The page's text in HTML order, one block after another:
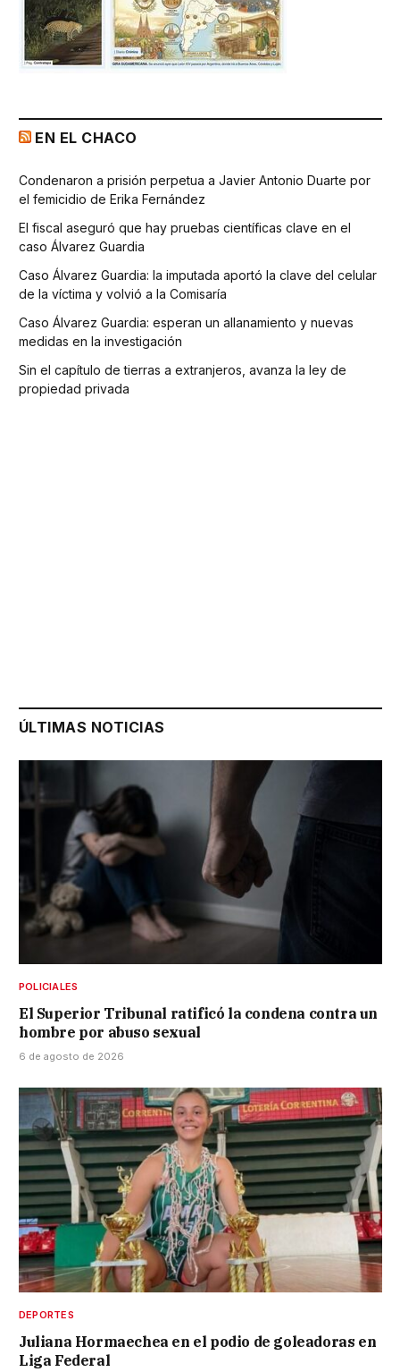
EN EL CHACO
Condenaron a prisión perpetua a Javier Antonio Duarte por
el femicidio de Erika Fernández
El fiscal aseguró que hay pruebas científicas clave en el
caso Álvarez Guardia
Caso Álvarez Guardia: la imputada aportó la clave del celular
de la víctima y volvió a la Comisaría
Caso Álvarez Guardia: esperan un allanamiento y nuevas
medidas en la investigación
Sin el capítulo de tierras a extranjeros, avanza la ley de
propiedad privada
ÚLTIMAS NOTICIAS
POLICIALES
El Superior Tribunal ratificó la condena contra un
hombre por abuso sexual
6 de agosto de 2026
DEPORTES
Juliana Hormaechea en el podio de goleadoras en
Liga Federal